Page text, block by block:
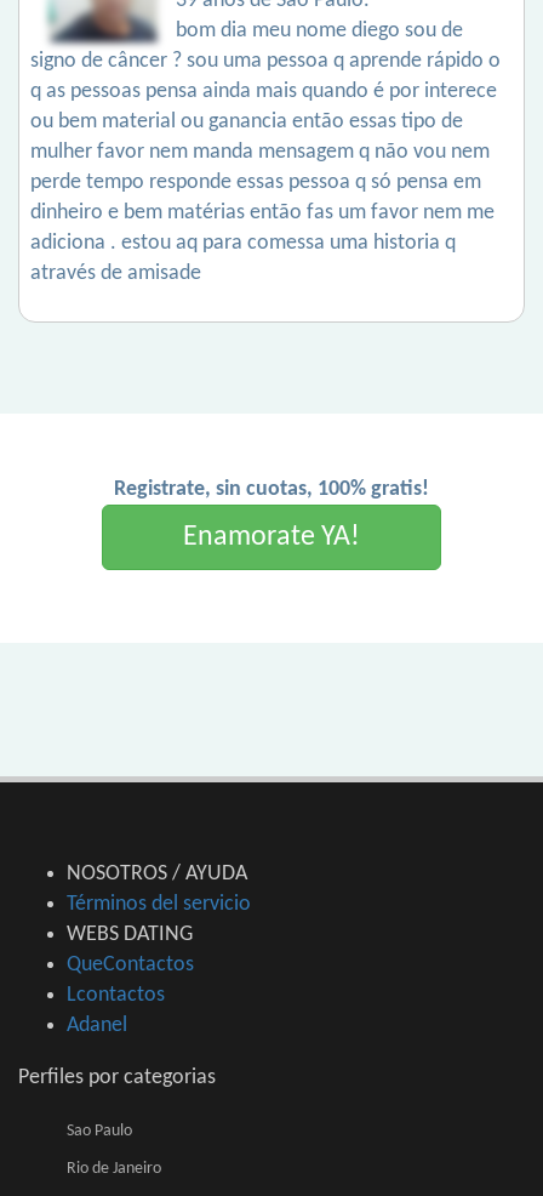
bom dia meu nome diego sou de
signo de câncer ? sou uma pessoa q aprende rápido o
q as pessoas pensa ainda mais quando é por interece
ou bem material ou ganancia então essas tipo de
mulher favor nem manda mensagem q não vou nem
perde tempo responde essas pessoa q só pensa em
dinheiro e bem matérias então fas um favor nem me
adiciona . estou aq para comessa uma historia q
através de amisade
Registrate, sin cuotas, 100% gratis!
Enamorate YA!
NOSOTROS / AYUDA
Términos del servicio
WEBS DATING
QueContactos
Lcontactos
Adanel
Perfiles por categorias
Sao Paulo
Rio de Janeiro